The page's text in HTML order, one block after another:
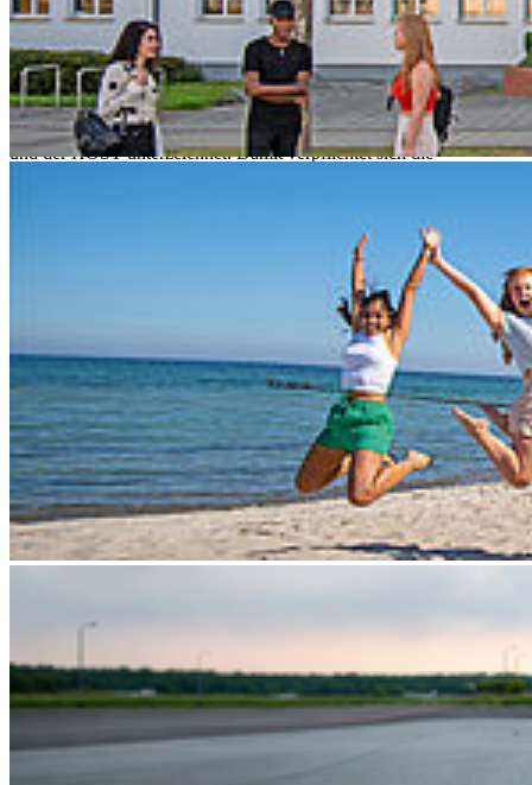
Die Rahmenbedingungen
Die Hochschule Stralsund (HOST) ist seit September 2023
Hochschule Stralsund des Spitzensports. Eine entsprechende
Kooperationsvereinbarung wurde zwischen dem Olympiastützpunkt
und der HOST unterzeichnet. Damit verpflichtet sich die
können. Unsere Prüfungsordnungen sind derart gestaltet, dass
Spitzensportler*innen klar als förderwürdige Personengruppe
anerkannt werden, für die beispielsweise Abgabetermine
anlassbezogen angepasst werden können oder der zusätzliche
Urlaubssemester zur Wettbewerbsvorbereitung gewährt würden.
Das Konzept
Mehr als 200 Kooperationsverträge zwischen den
Olympiastützpunkten und Hochschulen bestehen derzeit
bundesweit. Eine Kernzielstellung dieser Kooperationen ist eine
soweit mögliche Flexibilisierung und Individualisierung des
Studiums für die zirka 1000 studierenden Leistungssportler*innen in
Deutschland.
Sportlich ist die Hochschule Stralsund mit einer eigenen Halle, dem
Sportplatz und ihrer Wasserlage sehr gut aufgestellt. Die
Hochschulsportgemeinschaft der Hochschule Stralsund verfügt über
knapp 20 Abteilungen, die vom Vorsitzenden der
Hochschulsportgemeinschaft, Prof. Dr. Wolfgang Schikorr,
verdienter Professor der HOST im Ruhestand, und einer